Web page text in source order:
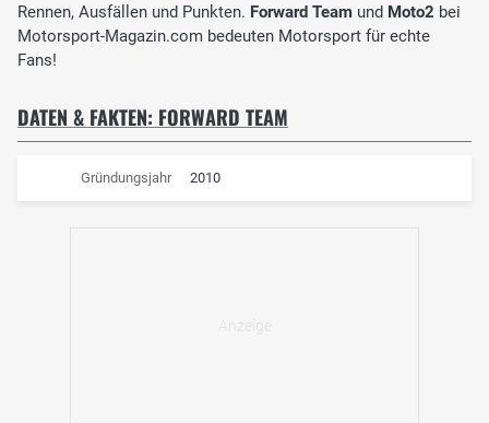
Rennen, Ausfällen und Punkten. Forward Team und Moto2 bei
Motorsport-Magazin.com bedeuten Motorsport für echte
Fans!
DATEN & FAKTEN: FORWARD TEAM
Gründungsjahr 2010